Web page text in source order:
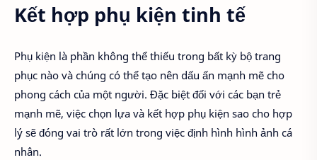
Kết hợp phụ kiện tinh tế
Phụ kiện là phần không thể thiếu trong bất kỳ bộ trang
phục nào và chúng có thể tạo nên dấu ấn mạnh mẽ cho
phong cách của một người. Đặc biệt đối với các bạn trẻ
mạnh mẽ, việc chọn lựa và kết hợp phụ kiện sao cho hợp
lý sẽ đóng vai trò rất lớn trong việc định hình hình ảnh cá
nhân.